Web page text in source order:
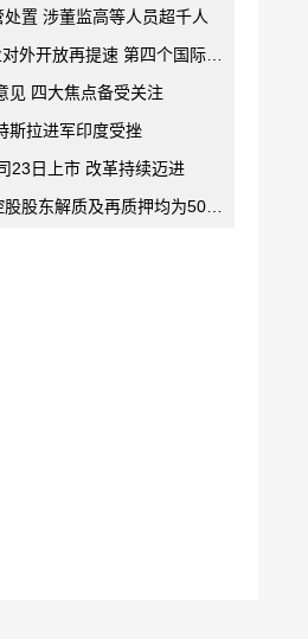
置 涉董监高等人员超千人
放再提速 第四个国际化品种亮相
见 四大焦点备受关注
斯拉进军印度受挫
23日上市 改革持续迈进
质押均为5000万股 请投资者注意相关风险